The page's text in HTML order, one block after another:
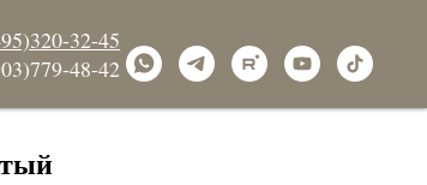
32-45
48-42